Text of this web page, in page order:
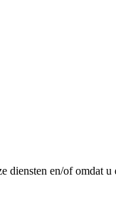
en/of